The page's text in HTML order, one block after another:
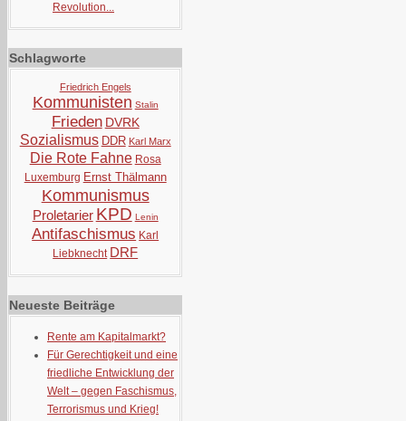
Revolution...
Schlagworte
Friedrich Engels
Kommunisten Stalin
Frieden DVRK
Sozialismus DDR Karl Marx
Die Rote Fahne Rosa
Luxemburg Ernst Thälmann
Kommunismus
Proletarier KPD Lenin
Antifaschismus Karl
Liebknecht DRF
Neueste Beiträge
Rente am Kapitalmarkt?
Für Gerechtigkeit und eine
friedliche Entwicklung der
Welt – gegen Faschismus,
Terrorismus und Krieg!